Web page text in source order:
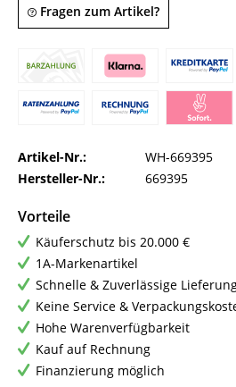
Fragen zum Artikel?
Artikel-Nr.:
WH-669395
Hersteller-Nr.:
669395
Vorteile
Käuferschutz bis 20.000 €
1A-Markenartikel
Schnelle & Zuverlässige
Keine Service &
Hohe Warenverfügbarkeit
Kauf auf Rechnung
Finanzierung möglich